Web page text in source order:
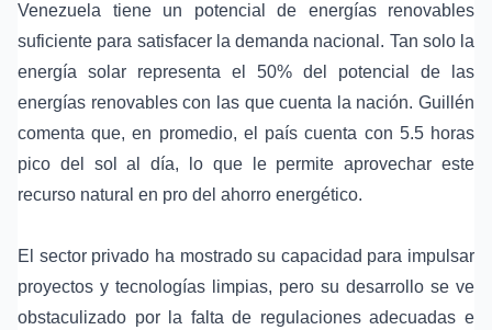
Venezuela tiene un potencial de energías renovables
suficiente para satisfacer la demanda nacional. Tan solo la
energía solar representa el 50% del potencial de las
energías renovables con las que cuenta la nación. Guillén
comenta que, en promedio, el país cuenta con 5.5 horas
pico del sol al día, lo que le permite aprovechar este
recurso natural en pro del ahorro energético.
El sector privado ha mostrado su capacidad para impulsar
proyectos y tecnologías limpias, pero su desarrollo se ve
obstaculizado por la falta de regulaciones adecuadas e